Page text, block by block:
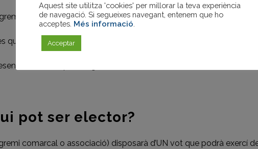
de 4 anys.
quotes gremials.
de l’empresa agremiada.
pot ser elector?
comarcal o associació) disposarà d’UN vot que podrà exercí
Aquest site utilitza 'cookies' per millorar la teva experiència
de navegació. Si segueixes navegant, entenem que ho
acceptes. Més informació
Acceptar